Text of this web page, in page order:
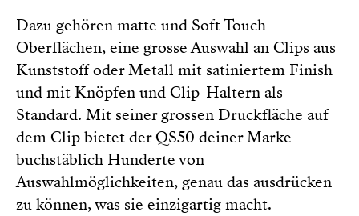
Dazu gehören matte und Soft Touch
Oberflächen, eine grosse Auswahl an Clips aus
Kunststoff oder Metall mit satiniertem Finish
und mit Knöpfen und Clip-Haltern als
Standard. Mit seiner grossen Druckfläche auf
dem Clip bietet der QS50 deiner Marke
buchstäblich Hunderte von
Auswahlmöglichkeiten, genau das ausdrücken
zu können, was sie einzigartig macht.